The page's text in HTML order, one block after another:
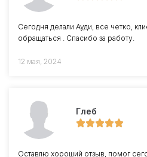
Сегодня делали Ауди, все четко,
обращаться . Спасибо за работу.
12 мая, 2024
Глеб
Оставлю хороший отзыв, помог